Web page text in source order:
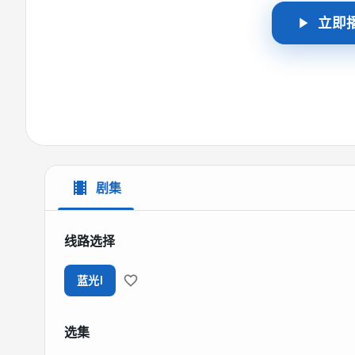
立即
剧集
线路选择
蓝光I
选集